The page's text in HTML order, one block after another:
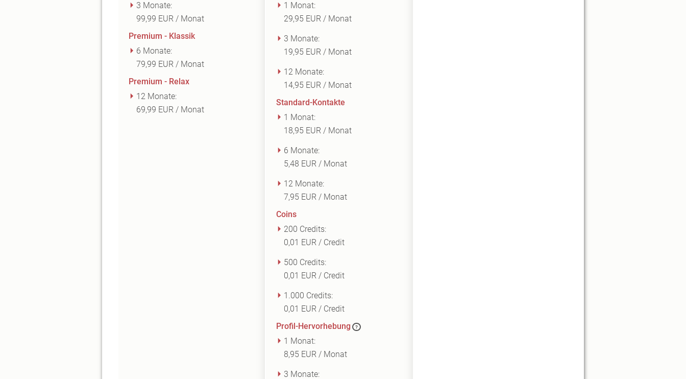
3 Monate:
99,99 EUR / Monat
Premium - Klassik
6 Monate:
79,99 EUR / Monat
Premium - Relax
12 Monate:
69,99 EUR / Monat
1 Monat:
29,95 EUR / Monat
3 Monate:
19,95 EUR / Monat
12 Monate:
14,95 EUR / Monat
Standard-Kontakte
1 Monat:
18,95 EUR / Monat
6 Monate:
5,48 EUR / Monat
12 Monate:
7,95 EUR / Monat
Coins
200 Credits:
0,01 EUR / Credit
500 Credits:
0,01 EUR / Credit
1.000 Credits:
0,01 EUR / Credit
Profil-Hervorhebung
?
1 Monat:
8,95 EUR / Monat
3 Monate: